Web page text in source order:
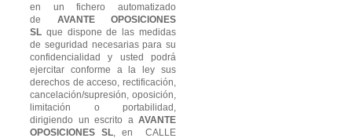
en un fichero automatizado
de AVANTE OPOSICIONES
SL que dispone de las medidas
de seguridad necesarias para su
confidencialidad y usted podrá
ejercitar conforme a la ley sus
derechos de acceso, rectificación,
cancelación/supresión, oposición,
limitación o portabilidad,
dirigiendo un escrito a AVANTE
OPOSICIONES SL , en CALLE